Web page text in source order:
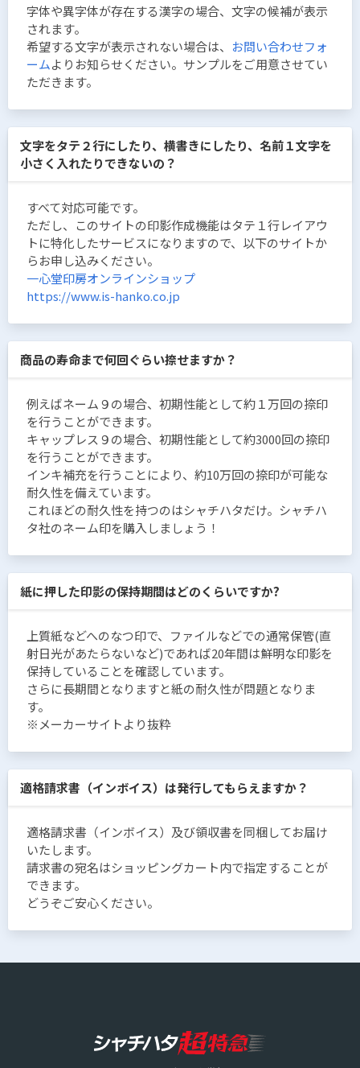
字体や異字体が存在する漢字の場合、文字の候補が表示
されます。
希望する文字が表示されない場合は、 お問い合わせフォ
ームよりお知らせください。サンプルをご用意させてい
ただきます。
文字をタテ２行にしたり、横書きにしたり、名前１文字を
小さく入れたりできないの？
すべて対応可能です。
ただし、このサイトの印影作成機能はタテ１行レイアウ
トに特化したサービスになりますので、以下のサイトか
らお申し込みください。
一心堂印房オンラインショップ
https://www.is-hanko.co.jp
商品の寿命まで何回ぐらい捺せますか？
例えばネーム９の場合、初期性能として約１万回の捺印
を行うことができます。
キャップレス９の場合、初期性能として約3000回の捺印
を行うことができます。
インキ補充を行うことにより、約10万回の捺印が可能な
耐久性を備えています。
これほどの耐久性を持つのはシャチハタだけ。シャチハ
タ社のネーム印を購入しましょう！
紙に押した印影の保持期間はどのくらいですか?
上質紙などへのなつ印で、ファイルなどでの通常保管(直
射日光があたらないなど)であれば20年間は鮮明な印影を
保持していることを確認しています。
さらに長期間となりますと紙の耐久性が問題となりま
す。
※メーカーサイトより抜粋
適格請求書（インボイス）は発行してもらえますか？
適格請求書（インボイス）及び領収書を同梱してお届け
いたします。
請求書の宛名はショッピングカート内で指定することが
できます。
どうぞご安心ください。